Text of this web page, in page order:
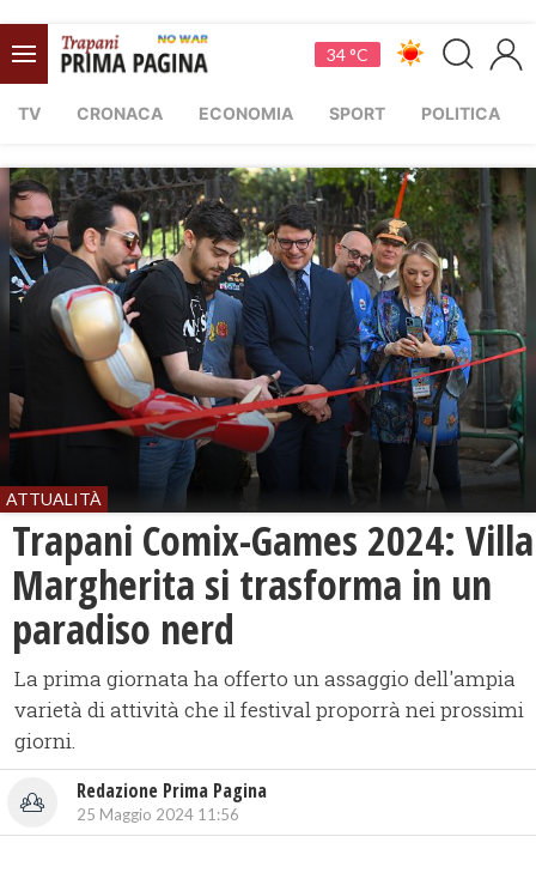
34 °C
TV CRONACA ECONOMIA SPORT POLITICA
ATTUALITÀ
Trapani Comix-Games 2024: Villa
Margherita si trasforma in un
paradiso nerd
La prima giornata ha offerto un assaggio dell'ampia
varietà di attività che il festival proporrà nei prossimi
giorni.
Redazione Prima Pagina
25 Maggio 2024 11:56